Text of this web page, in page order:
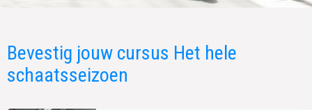
Bevestig jouw cursus Het hele
schaatsseizoen